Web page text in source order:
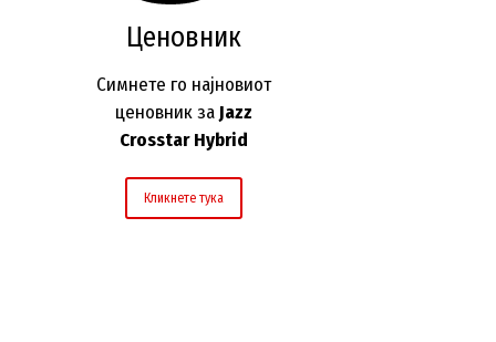
Ценовник
Симнете го најновиот
ценовник за Jazz
Crosstar Hybrid
Кликнете тука